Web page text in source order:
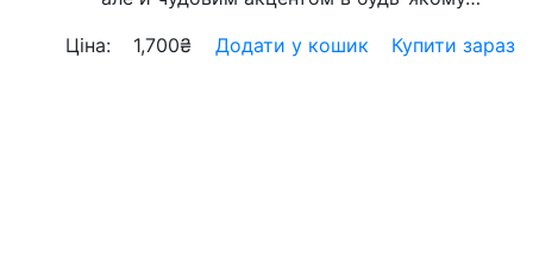
Ціна:
1,700₴ Додати у кошик Купити зараз